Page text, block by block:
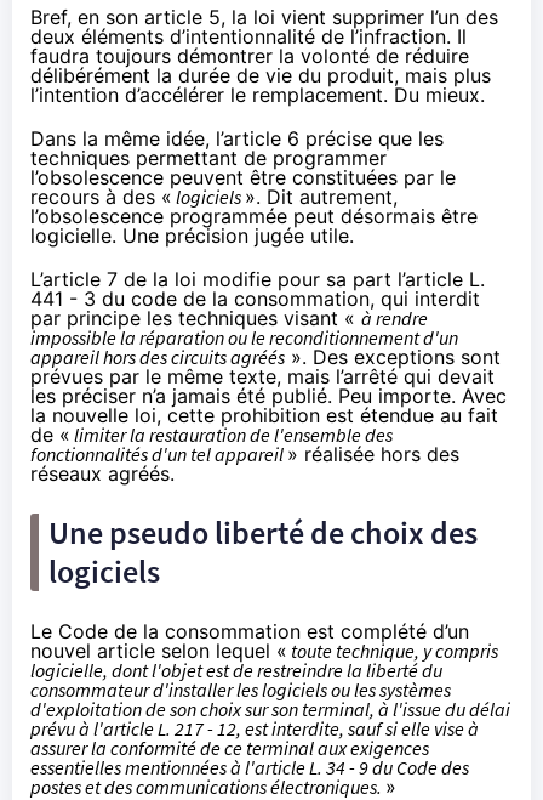
Bref, en son article 5, la loi vient supprimer l’un des
deux éléments d’intentionnalité de l’infraction. Il
faudra toujours démontrer la volonté de réduire
délibérément la durée de vie du produit, mais plus
l’intention d’accélérer le remplacement. Du mieux.
Dans la même idée, l’article 6 précise que les
techniques permettant de programmer
l’obsolescence peuvent être constituées par le
recours à des «logiciels ». Dit autrement,
l’obsolescence programmée peut désormais être
logicielle. Une précision jugée utile.
L’article 7 de la loi modifie pour sa part l’article L.
441 - 3 du code de la consommation, qui interdit
par principe les techniques visant « à rendre
impossible la réparation ou le reconditionnement d'un
appareil hors des circuits agréés ». Des exceptions sont
prévues par le même texte, mais l’arrêté qui devait
les préciser n’a jamais été publié. Peu importe. Avec
la nouvelle loi, cette prohibition est étendue au fait
de « limiter la restauration de l'ensemble des
fonctionnalités d'un tel appareil » réalisée hors des
réseaux agréés.
Une pseudo liberté de choix des
logiciels
Le Code de la consommation est complété d’un
nouvel article selon lequel « toute technique, y compris
logicielle, dont l'objet est de restreindre la liberté du
consommateur d'installer les logiciels ou les systèmes
d'exploitation de son choix sur son terminal, à l'issue du délai
prévu à l'article L. 217 - 12, est interdite, sauf si elle vise à
assurer la conformité de ce terminal aux exigences
essentielles mentionnées à l'articleL. 34 - 9 du Code des
posteset des communications électroniques. »